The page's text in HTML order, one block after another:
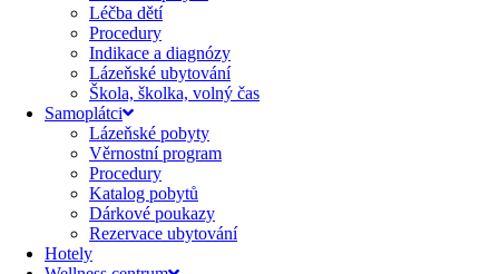
Léčba dětí
Procedury
Indikace a diagnózy
Lázeňské ubytování
Škola, školka, volný čas
Samoplátci
Lázeňské pobyty
Věrnostní program
Procedury
Katalog pobytů
Dárkové poukazy​
Rezervace ubytování
Hotely